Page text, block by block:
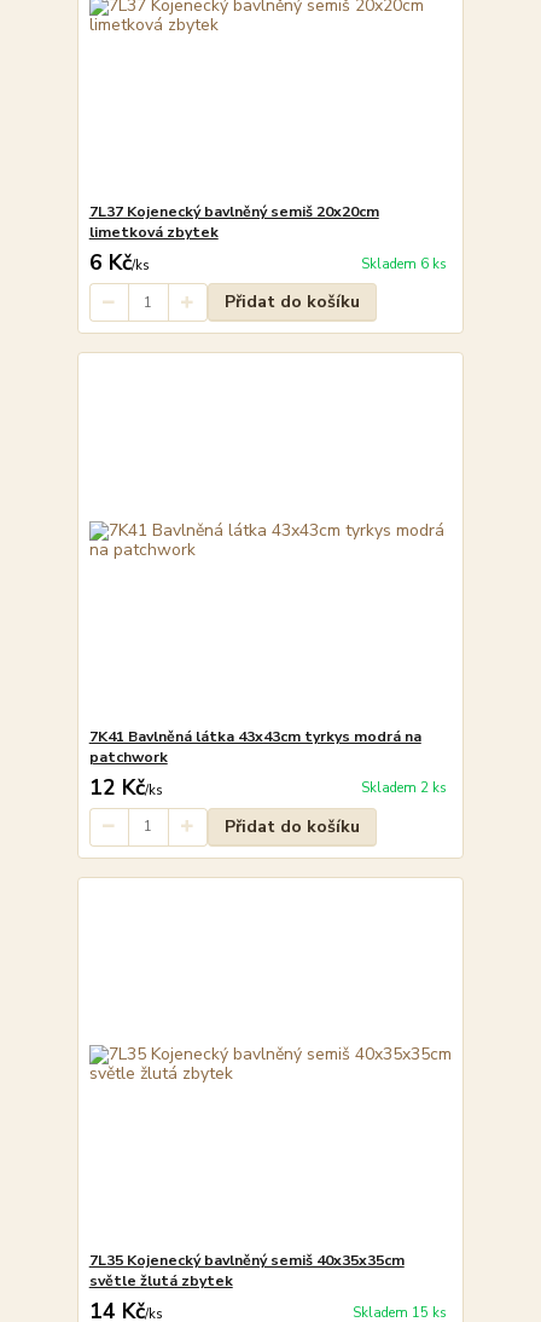
7L37 Kojenecký bavlněný semiš 20x20cm
limetková zbytek
6 Kč/ks Skladem 6 ks
Přidat do košíku
7K41 Bavlněná látka 43x43cm tyrkys modrá na
patchwork
12 Kč/ks Skladem 2 ks
Přidat do košíku
7L35 Kojenecký bavlněný semiš 40x35x35cm
světle žlutá zbytek
14 Kč/ks Skladem 15 ks